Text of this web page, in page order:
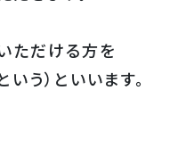
ただける方を
う）といいます。